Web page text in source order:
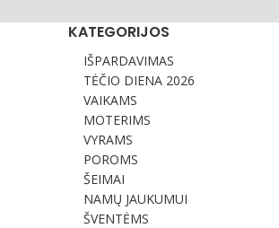
KATEGORIJOS
IŠPARDAVIMAS
TĖČIO DIENA 2026
VAIKAMS
MOTERIMS
VYRAMS
POROMS
ŠEIMAI
NAMŲ JAUKUMUI
ŠVENTĖMS